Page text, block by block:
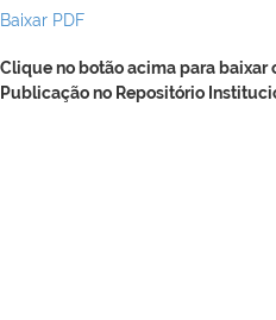
Baixar PDF
Clique no botão acima para baixar
Publicação no Repositório